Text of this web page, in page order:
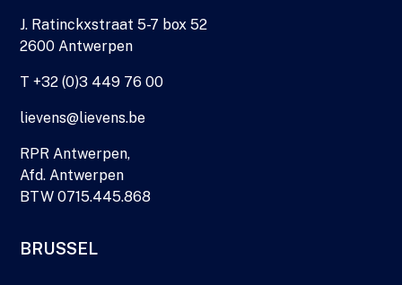
J. Ratinckxstraat 5-7 box 52
2600 Antwerpen
T +32 (0)3 449 76 00
lievens@lievens.be
RPR Antwerpen,
Afd. Antwerpen
BTW 0715.445.868
BRUSSEL